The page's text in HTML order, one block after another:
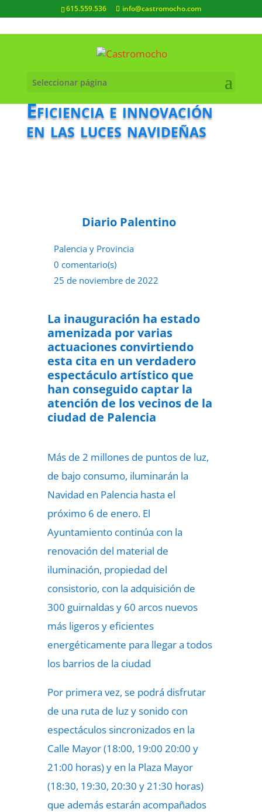
615.559.536 info@castromocho.com
Seleccionar página
Eficiencia e innovación
en las luces navideñas
Diario Palentino
Palencia y Provincia
0 comentario(s)
25 de noviembre de 2022
La inauguración ha estado
amenizada por varias
actuaciones convirtiendo
esta cita en un verdadero
espectáculo artístico que
han conseguido captar la
atención de los vecinos de la
ciudad de Palencia
Más de 2 millones de puntos de luz,
de bajo consumo, iluminarán la
Navidad en Palencia hasta el
próximo 6 de enero. El
Ayuntamiento continúa con la
renovación del material de
iluminación, propiedad del
consistorio, con la adquisición de
300 guirnaldas y 60 arcos nuevos
más ligeros y eficientes
energéticamente para llegar a todos
los barrios de la ciudad
Por primera vez, se podrá disfrutar
de una ruta de luz y sonido con
espectáculos sincronizados en la
Calle Mayor (18:00, 19:00 20:00 y
21:00 horas) y en la Plaza Mayor
(18:30, 19:30, 20:30 y 21:30 horas)
que además estarán acompañados